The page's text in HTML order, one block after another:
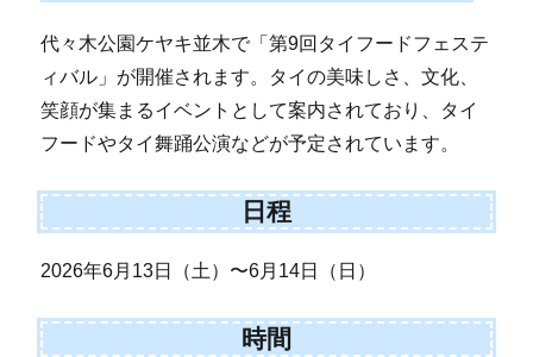
代々木公園ケヤキ並木で「第9回タイフードフェステ
ィバル」が開催されます。タイの美味しさ、文化、
笑顔が集まるイベントとして案内されており、タイ
フードやタイ舞踊公演などが予定されています。
日程
2026年6月13日（土）〜6月14日（日）
時間